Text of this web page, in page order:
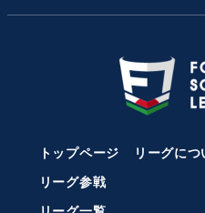
トップページ リーグにつ
リーグ参戦